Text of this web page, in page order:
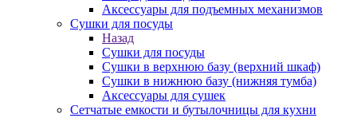
Аксессуары для подъемных механизмов
Сушки для посуды
Назад
Сушки для посуды
Сушки в верхнюю базу (верхний шкаф)
Сушки в нижнюю базу (нижняя тумба)
Аксессуары для сушек
Сетчатые емкости и бутылочницы для кухни